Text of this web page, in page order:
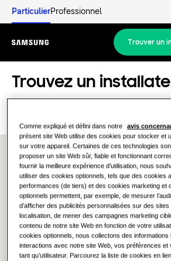
ParticulierProfessionnel
Menu
Trouver un
SOLUTIONS RÉSIDENTIELLES
Qu'est-ce qu'une pompe à
comment fonctionne-t-elle?
Qu'est ce qu'une pompe à
Air/Air et quel est son
fonctionnement?
Les bénéfices d'une pompe
SOLUTIONS TERTIAIRES
SOLUTIONS POUR VOTRE
Solutions Chauffage et
Pompes à Chaleur
SOLUTIONS POUR LES
Solutions Chauffage et
Produits
Produits
Produits phares
À propos de Samsung
Comme expliqué et défini dans notre avis
présent site Web utilise des cookies pour stocker et
sur votre appareil. Certaines de ces technologies
proposer un site Web sûr, fiable et fonctionnant
fournir la meilleure expérience d’utilisation, nous
utiliser des cookies optionnels, tels que des cookies
performances (de tiers) et des cookies marketing et
optionnels permettent, par exemple, de mesurer
d’afficher des publicités personnalisées sur des
localisation, de mener des campagnes marketing
contenu de notre site Web en fonction de votre
cookies optionnels, nous collectons des informations
interactions avec notre site Web, vos préférences et
tant qu’utilisateur. Parcourez la liste de cookies en